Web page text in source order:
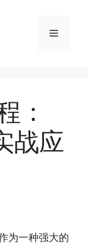
菜
：
战应
为一种强大的